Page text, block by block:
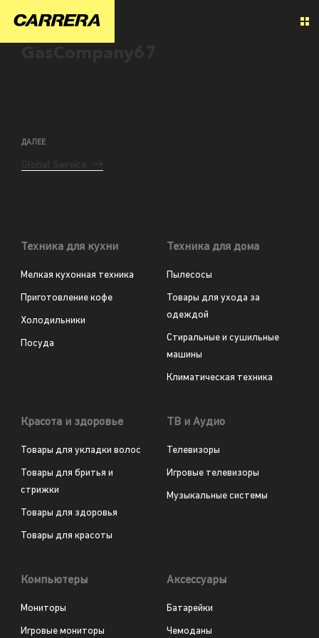
ДАЛЕЕ
Техника для кухни
Мелкая кухонная техника
Приготовление кофе
Холодильники
Посуда
Техника для дома
Пылесосы
Товары для ухода за
одеждой
Стиральные и сушильные
машины
Климатическая техника
Красота и здоровье
Товары для укладки волос
Товары для бритья и
стрижки
Товары для здоровья
Товары для красоты
ТВ и Аудио
Телевизоры
Игровые телевизоры
Музыкальные системы
Компьютеры
Мониторы
Игровые мониторы
Аксессуары
Батарейки
Чемоданы